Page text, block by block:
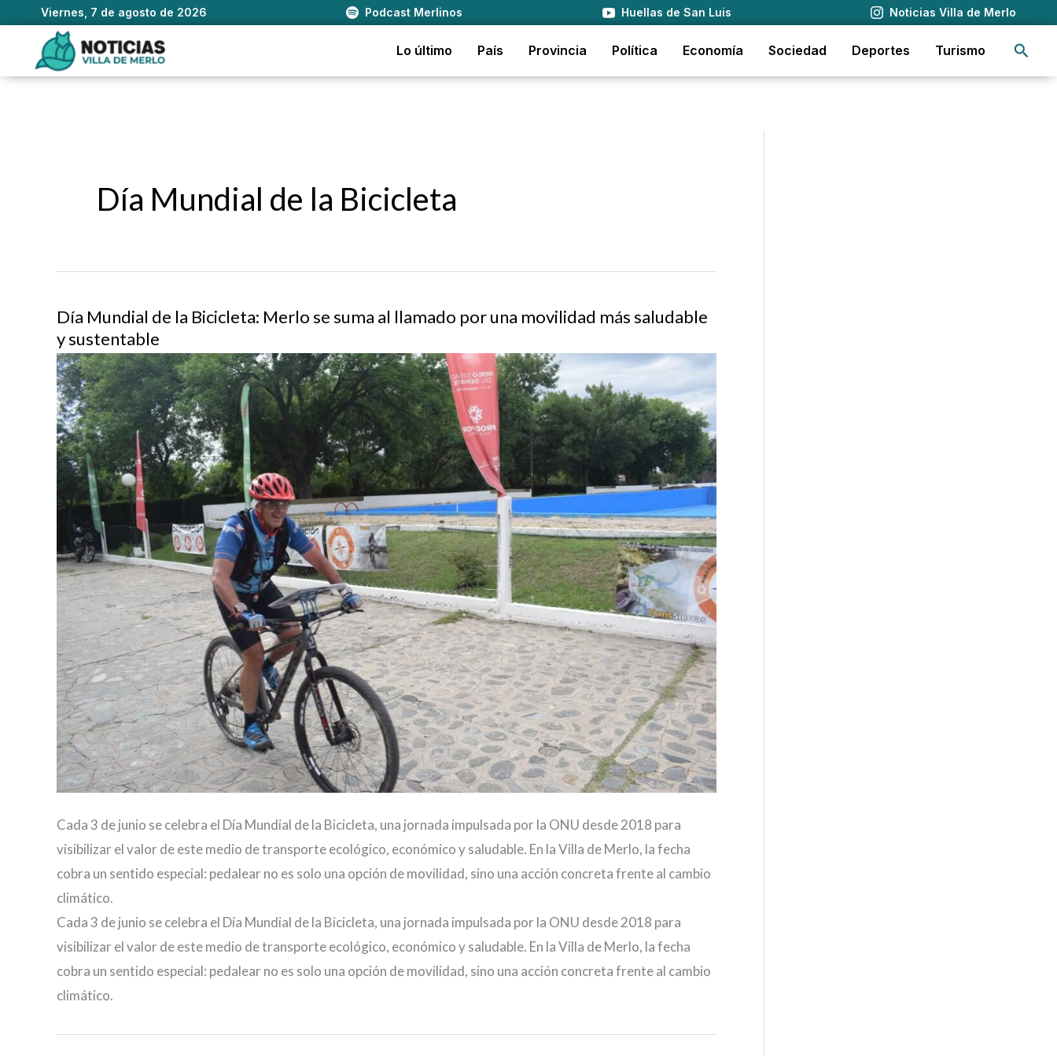
Viernes, 7 de agosto de 2026 Podcast Merlinos Huellas de San Luis Noticias Villa de Merlo
contenido
Lo último País Provincia Política Economía Sociedad Deportes Turismo
Día Mundial de la Bicicleta
Día Mundial de la Bicicleta: Merlo se suma al llamado por una movilidad más saludable
y sustentable
Cada 3 de junio se celebra el Día Mundial de la Bicicleta, una jornada impulsada por la ONU desde 2018 para
visibilizar el valor de este medio de transporte ecológico, económico y saludable. En la Villa de Merlo, la fecha
cobra un sentido especial: pedalear no es solo una opción de movilidad, sino una acción concreta frente al cambio
climático.
Cada 3 de junio se celebra el Día Mundial de la Bicicleta, una jornada impulsada por la ONU desde 2018 para
visibilizar el valor de este medio de transporte ecológico, económico y saludable. En la Villa de Merlo, la fecha
cobra un sentido especial: pedalear no es solo una opción de movilidad, sino una acción concreta frente al cambio
climático.